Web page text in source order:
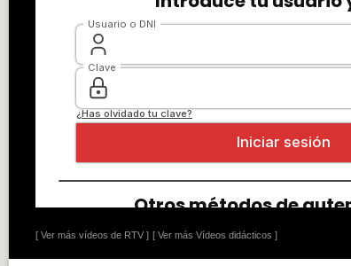
[ Ver más vídeos de RTV ] [ Ver más Vídeos didácticos ]